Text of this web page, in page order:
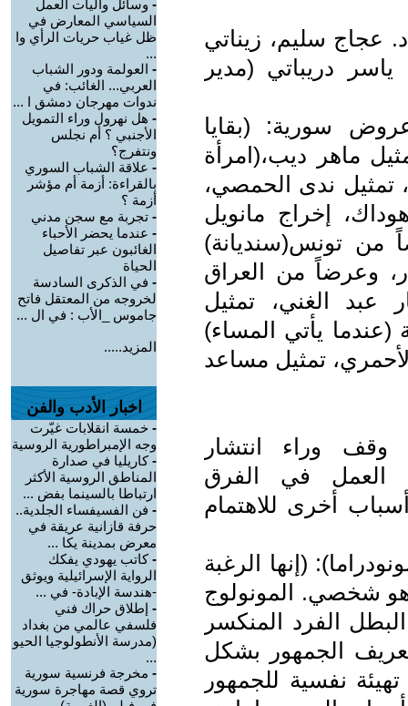
عجاج سليم، زيناتي
دريباتي (مدير
سورية: (بقايا
ماهر ديب،(امرأة
تمثيل ندى الحمصي،
إخراج مانويل
من تونس(سنديانة)
وعرضاً من العراق
عبد الغني، تمثيل
يأتي المساء)
تمثيل مساعد
وراء انتشار
العمل في الفرق
أخرى للاهتمام
(إنها الرغبة
شخصي. المونولوج
الفرد المنكسر
الجمهور بشكل
نفسية للجمهور
- وسائل وآليات العمل
السياسي المعارض في
ظل غياب حريات الرأي وا
...
- العولمة ودور الشباب
العربي... الغائب: في
ندوات مهرجان دمشق ا ...
- هل نهرول وراء التمويل
الأجنبي ؟ أم نجلس
ونتفرج؟
- علاقة الشباب السوري
بالقراءة: أزمة أم مؤشر
أزمة ؟
- تجربة مع سجن مدني
- عندما يحضر الأحباء
الغائبون عبر تفاصيل
الحياة
- في الذكرى السادسة
لخروجه من المعتقل فاتح
جاموس _الأب : في ال ...
المزيد.....
اخبار الأدب والفن
- خمسة انقلابات غيّرت
وجه الإمبراطورية الروسية
-كاريليا في صدارة
المناطق الروسية الأكثر
ارتباطا بالسينما بفض ...
- فن الفسيفساء الجلدية..
حرفة قازانية عريقة في
معرض بمدينة يكا ...
-كاتب يهودي يفكك
الرواية الإسرائيلية ويوثق
-هندسة الإبادة- في ...
- إطلاق حراك فني
فلسفي عالمي من بغداد
(مدرسة الأنطولوجيا الحيو
...
- مخرجة فرنسية سورية
تروي قصة مهاجرة سورية